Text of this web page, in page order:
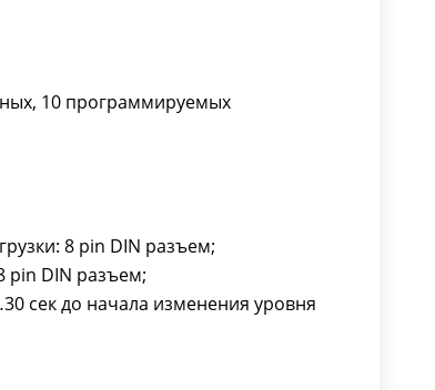
электромотором: от
800 х 2100 мм мин. (при наклоне
45° и убранном подголовнике);
1200 х 2600 мм макс. (в
10 программируемых
8 pin DIN разъем;
pin DIN разъем;
сек до начала изменения уровня